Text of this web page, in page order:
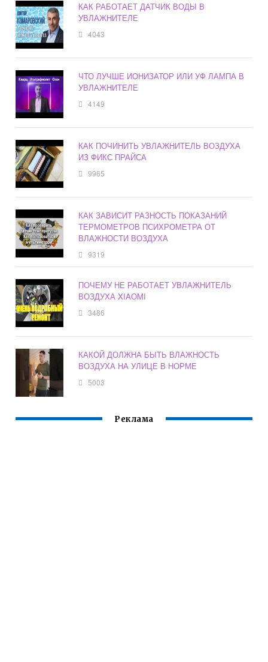
КАК РАБОТАЕТ ДАТЧИК ВОДЫ В
УВЛАЖНИТЕЛЕ
4043
ЧТО ЛУЧШЕ ИОНИЗАТОР ИЛИ УФ ЛАМПА В
УВЛАЖНИТЕЛЕ
4149
КАК ПОЧИНИТЬ УВЛАЖНИТЕЛЬ ВОЗДУХА
ИЗ ФИКС ПРАЙСА
9965
КАК ЗАВИСИТ РАЗНОСТЬ ПОКАЗАНИЙ
ТЕРМОМЕТРОВ ПСИХРОМЕТРА ОТ
ВЛАЖНОСТИ ВОЗДУХА
9319
ПОЧЕМУ НЕ РАБОТАЕТ УВЛАЖНИТЕЛЬ
ВОЗДУХА XIAOMI
3486
КАКОЙ ДОЛЖНА БЫТЬ ВЛАЖНОСТЬ
ВОЗДУХА НА УЛИЦЕ В НОРМЕ
5003
Реклама